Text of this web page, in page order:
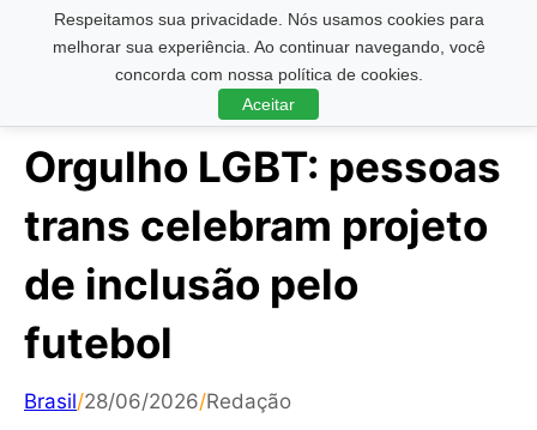
Respeitamos sua privacidade. Nós usamos cookies para
melhorar sua experiência. Ao continuar navegando, você
concorda com nossa política de cookies.
Aceitar
Pesquisar ...
Orgulho LGBT: pessoas
trans celebram projeto
de inclusão pelo
futebol
Brasil/28/06/2026/Redação